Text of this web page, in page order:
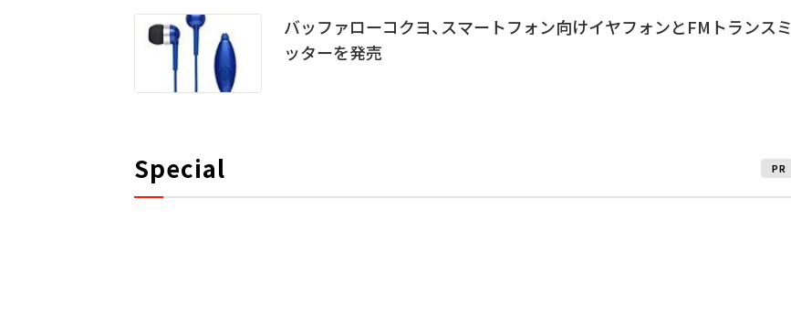
バッファローコクヨ、スマートフォン向けイヤフォンとFMトランスミ
ッターを発売
Special PR